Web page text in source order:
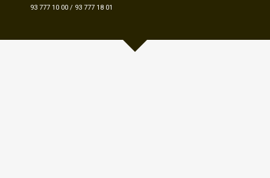
93 777 10 00 / 93 777 18 01